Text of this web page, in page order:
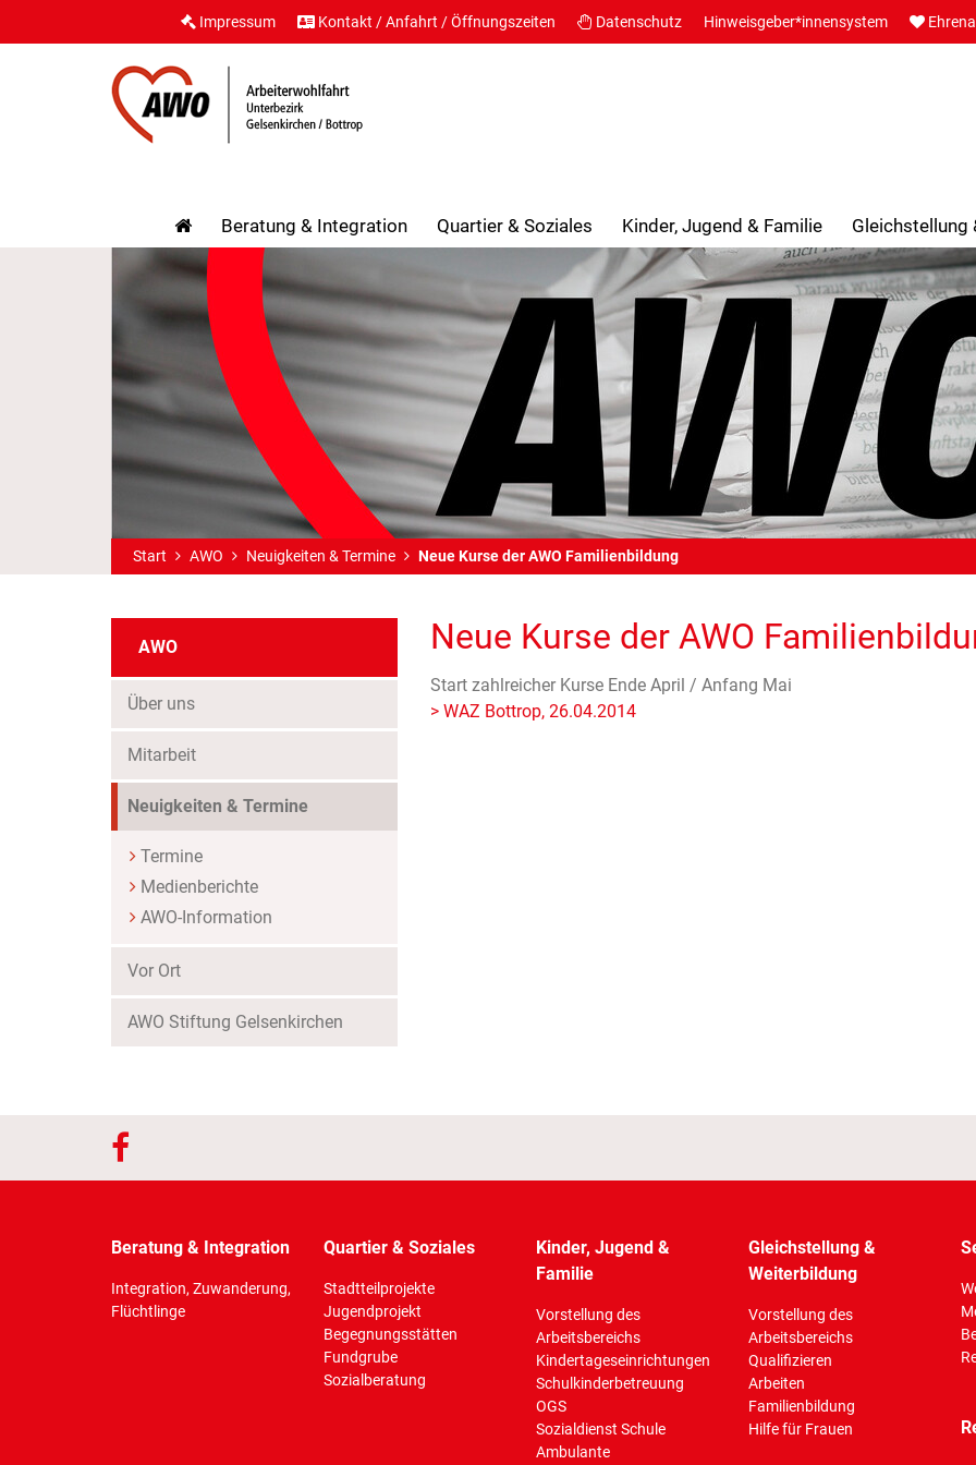
Impressum Kontakt / Anfahrt / Öffnungszeiten Datenschutz Hinweisgeber*innensystem
Beratung & Integration Quartier & Soziales Kinder, Jugend & Familie Gleichstellung
Start AWO Neuigkeiten & Termine Neue Kurse der AWO Familienbildung
AWO
Über uns
Mitarbeit
Neuigkeiten & Termine
Termine
Medienberichte
AWO-Information
Vor Ort
AWO Stiftung Gelsenkirchen
Neue Kurse der AWO
Start zahlreicher Kurse Ende April / Anfang Mai
> WAZ Bottrop, 26.04.2014
Beratung & Integration
Integration, Zuwanderung,
Flüchtlinge
Quartier & Soziales
Stadtteilprojekte
Jugendprojekt
Begegnungsstätten
Fundgrube
Sozialberatung
Kinder, Jugend &
Familie
Vorstellung des
Arbeitsbereichs
Kindertageseinrichtungen
Schulkinderbetreuung
OGS
Sozialdienst Schule
Ambulante
Gleichstellung &
Weiterbildung
Vorstellung des
Arbeitsbereichs
Qualifizieren
Arbeiten
Familienbildung
Hilfe für Frauen